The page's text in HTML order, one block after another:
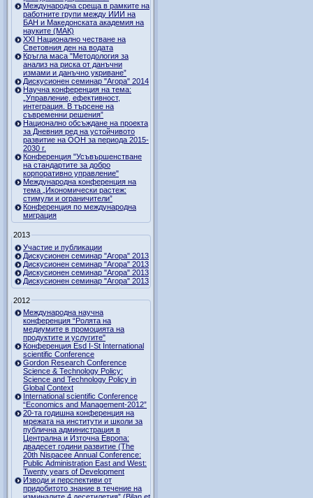
Международна среща в рамките на
работните групи между ИИИ на
БАН и Македонската академия на
науките (МАК)
XXI Национално честване на
Световния ден на водата
Кръгла маса "Методология за
анализ на риска от данъчни
измами и данъчно укриване”
Дискусионен семинар "Агора" 2014
Научна конференция на тема:
„Управление, ефективност,
интеграция. В търсене на
съвременни решения”
Национално обсъждане на проекта
за Дневния ред на устойчивото
развитие на ООН за периода 2015-
2030 г.
Конференция "Усъвършенстване
на стандартите за добро
корпоративно управление"
Международна конференция на
тема „Икономически растеж:
стимули и ограничители”
Конференция по международна
миграция
2013
Участие и публикации
Дискусионен семинар "Агора" 2013
Дискусионен семинар "Агора" 2013
Дискусионен семинар "Агора" 2013
Дискусионен семинар "Агора" 2013
2012
Международна научна
конференция “Ролята на
медиумите в промоцията на
продуктите и услугите"
Конференция Esd I-St International
scientific Conference
Gordon Research Сonference
Science & Technology Policy:
Science and Technology Policy in
Global Context
International scientific Conference
“Economics and Management-2012”
20-та годишна конференция на
мрежата на институти и школи за
публична администрация в
Централна и Източна Европа:
двадесет години развитие (The
20th Nispacee Annual Conference:
Public Administration East and West:
Twenty years of Development
Изводи и перспективи от
придобитото знание в течение на